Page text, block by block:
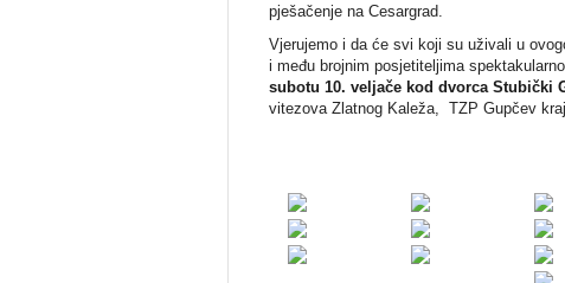
pješačenje na Cesargrad.
Vjerujemo i da će svi koji su uživali u
i među brojnim posjetiteljima
subotu 10. veljače kod dvorca Stubički
vitezova Zlatnog Kaleža, TZP Gupčev